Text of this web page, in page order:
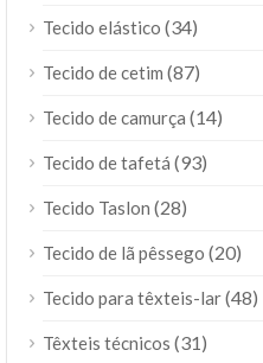
Tecido elástico (34)
Tecido de cetim (87)
Tecido de camurça (14)
Tecido de tafetá (93)
Tecido Taslon (28)
Tecido de lã pêssego (20)
Tecido para têxteis-lar(48)
Têxteis técnicos (31)